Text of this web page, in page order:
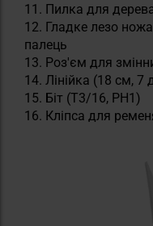
Пилка для
Гладке лезо
палець
Роз'єм для
Лінійка (18 см, 7
Біт (T3/16, PH1)
Кліпса для